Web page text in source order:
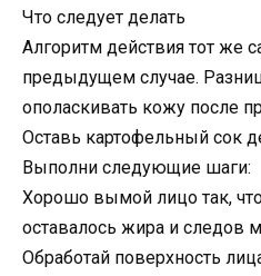
Что следует делать
Алгоритм действия тот же
предыдущем случае.
ополаскивать кожу после
Оставь картофельный сок
Выполни следующие шаги:
Хорошо вымой лицо так,
оставалось жира и следов
Обработай поверхность